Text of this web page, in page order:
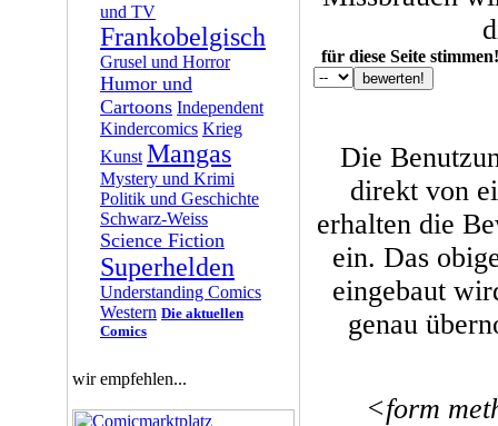
und TV
Frankobelgisch
Grusel und Horror
Humor und
Cartoons Independent
Kindercomics Krieg
Kunst Mangas
Mystery und Krimi
Politik und Geschichte
Schwarz-Weiss
Science Fiction
Superhelden
Understanding Comics
Western Die aktuellen
Comics
wir empfehlen...
für diese Seite stimmen!
Die
direkt von
erhalten die
ein. Das
eingebaut
genau
<form